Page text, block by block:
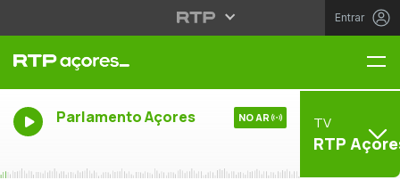
Entrar
Parlamento Açores NO AR TV
RTP